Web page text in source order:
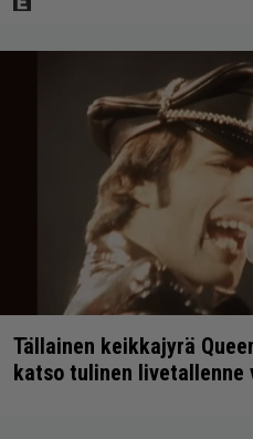
Tällainen keikkajyrä
katso tulinen livetallenne